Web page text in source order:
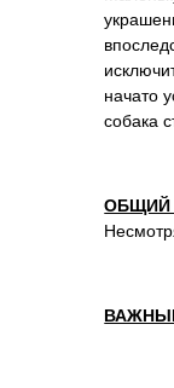
начато
собака
ОБЩИЙ